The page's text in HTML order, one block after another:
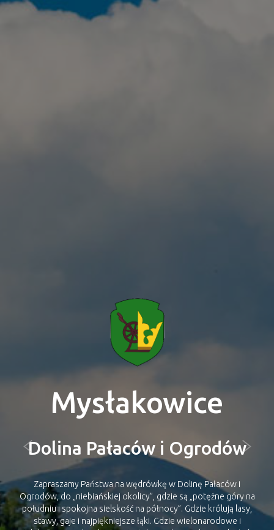
Mysłakowice
Tajemniczy las
Zapraszamy Państwa na wędrówkę w Dolinę Pałaców i
Ogrodów, do „niebiańskiej okolicy”, gdzie są „potężne góry na
południu i spokojna sielskość na północy”. Gdzie królują lasy,
stawy, gaje i najpiękniejsze łąki. Gdzie wielonarodowe i
wielokulturowe dziedzictwo jest dumą obecnych mieszkańców
gminy.